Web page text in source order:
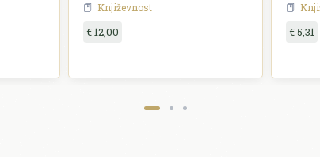
Književnost
€ 12,00 € 5,31